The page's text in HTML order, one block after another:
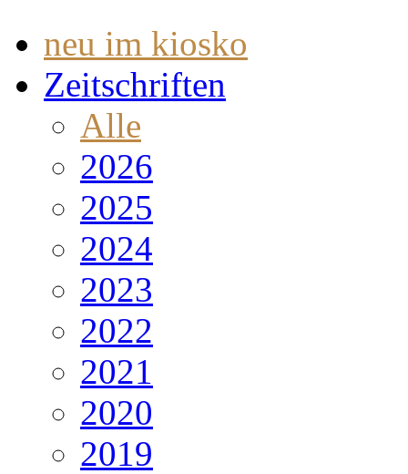
neu im kiosko
Zeitschriften
Alle
2026
2025
2024
2023
2022
2021
2020
2019